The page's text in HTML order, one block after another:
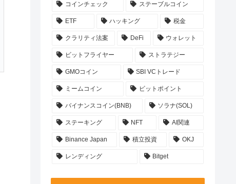
コインチェック ステーブルコイン
ETF ハッキング 税金
クラリティ法案 DeFi ウォレット
ビットフライヤー ストラテジー
GMOコイン SBI VCトレード
ミームコイン ビットポイント
バイナンスコイン(BNB) ソラナ(SOL)
ステーキング NFT AI関連
Binance Japan 積立投資 OKJ
レンディング Bitget